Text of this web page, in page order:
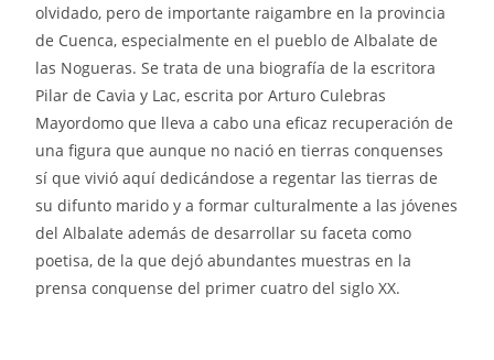
olvidado, pero de importante raigambre en la provincia
de Cuenca, especialmente en el pueblo de Albalate de
las Nogueras. Se trata de una biografía de la escritora
Pilar de Cavia y Lac, escrita por Arturo Culebras
Mayordomo que lleva a cabo una eficaz recuperación de
una figura que aunque no nació en tierras conquenses
sí que vivió aquí dedicándose a regentar las tierras de
su difunto marido y a formar culturalmente a las jóvenes
del Albalate además de desarrollar su faceta como
poetisa, de la que dejó abundantes muestras en la
prensa conquense del primer cuatro del siglo XX.